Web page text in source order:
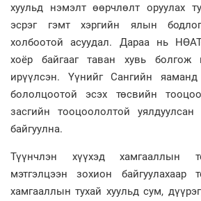
хуульд нэмэлт өөрчлөлт оруулах
эсрэг гэмт хэргийн ялын
холбоотой асуудал. Дараа нь
хоёр байгааг таван хувь болгож
ирүүлсэн. Үүнийг Сангийн яаманд
бололцоотой эсэх төсвийн
засгийн тооцоололтой уялдуулсан
байгуулна.
Түүнчлэн хүүхэд хамгааллын
мэтгэлцээн зохион байгуулахаар
хамгааллын тухай хуульд сум,